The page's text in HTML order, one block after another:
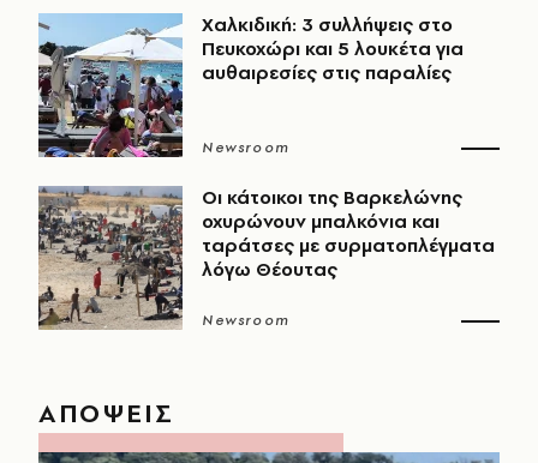
Χαλκιδική: 3 συλλήψεις στο
Πευκοχώρι και 5 λουκέτα για
αυθαιρεσίες στις παραλίες
Newsroom
Οι κάτοικοι της Βαρκελώνης
οχυρώνουν μπαλκόνια και
ταράτσες με συρματοπλέγματα
λόγω Θέουτας
Newsroom
ΑΠΟΨΕΙΣ